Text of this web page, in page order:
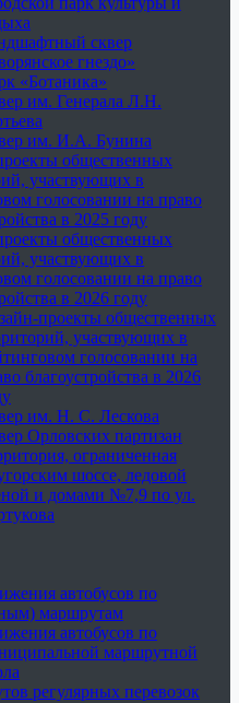
сквер
гнездо»
«Ботаника»
им. Генерала Л.Н.
им. И.А. Бунина
общественных
участвующих в
голосовании на право
в 2025 году
общественных
участвующих в
голосовании на право
в 2026 году
проекты общественных
участвующих в
голосовании на
благоустройства в 2026
им. Н. С. Лескова
Орловских партизан
ограниченная
шоссе, ледовой
и домами №7,9 по ул.
автобусов по
маршрутам
автобусов по
маршрутной
регулярных перевозок